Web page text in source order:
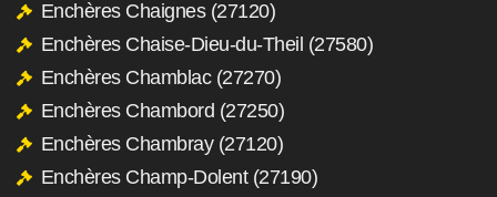
Enchères Chaignes (27120)
Enchères Chaise-Dieu-du-Theil (27580)
Enchères Chamblac (27270)
Enchères Chambord (27250)
Enchères Chambray (27120)
Enchères Champ-Dolent (27190)